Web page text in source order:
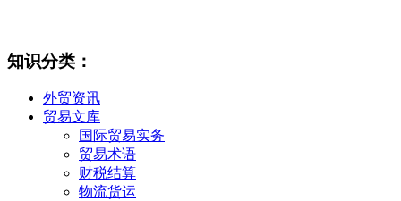
知识分类：
外贸资讯
贸易文库
国际贸易实务
贸易术语
财税结算
物流货运